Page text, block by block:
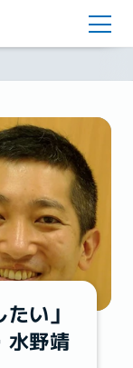
い」
水野靖